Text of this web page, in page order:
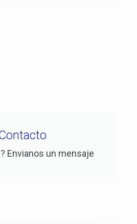
Envianos un mensaje